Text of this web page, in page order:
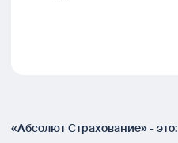
«Абсолют Страхование» - это: